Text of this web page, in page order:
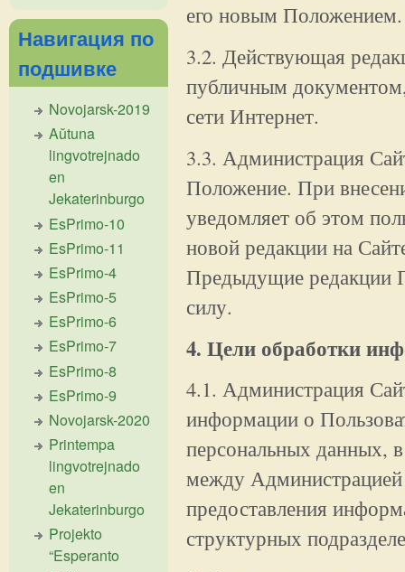
его новым Положением.
3.2. Действующая
публичным
сети Интернет.
3.3. Администрация
Положение. При
уведомляет об этом
новой редакции на
Предыдущие редакции
силу.
4. Цели обработки
4.1. Администрация
информации о
персональных данных,
между Администрацией
предоставления
структурных
Навигация по
подшивке
Novojarsk-2019
Aŭtuna
lingvotrejnado
en
Jekaterinburgo
EsPrimo-10
EsPrimo-11
EsPrimo-4
EsPrimo-5
EsPrimo-6
EsPrimo-7
EsPrimo-8
EsPrimo-9
Novojarsk-2020
Printempa
lingvotrejnado
en
Jekaterinburgo
Projekto
“Esperanto